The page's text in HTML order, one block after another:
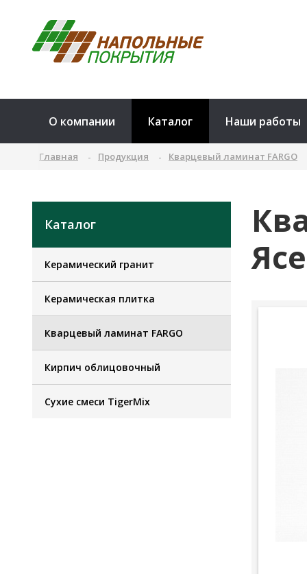
О компании Каталог Наши работы
Главная Продукция Кварцевый ламинат FARGO
Каталог
Керамический гранит
Керамическая плитка
Кварцевый ламинат FARGO
Кирпич облицовочный
Сухие смеси TigerMix